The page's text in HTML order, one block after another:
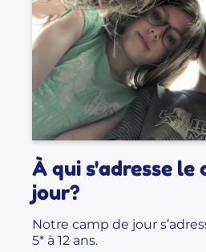
À qui s'adresse le
jour?
Notre camp de jour
5* à 12 ans.